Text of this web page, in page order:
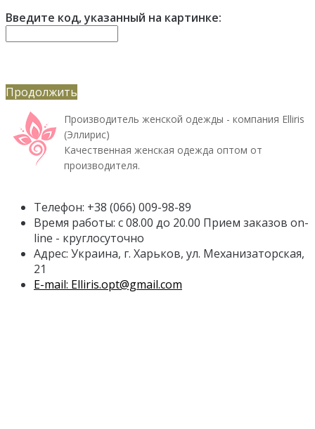
Введите код, указанный на картинке:
Продолжить
Производитель женской одежды - компания Elliris
(Эллирис)
Качественная женская одежда оптом от
производителя.
Телефон: +38 (066) 009-98-89
Время работы: с 08.00 до 20.00 Прием заказов on-
line - круглосуточно
Адрес: Украина, г. Харьков, ул. Механизаторская,
21
E-mail: Elliris.opt@gmail.com